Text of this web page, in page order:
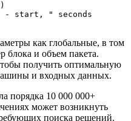
- start, " seconds
как глобальные, в том
блока и объем пакета.
получить оптимальную
и входных данных.
порядка 10 000 000+
может возникнуть
поиска решений.